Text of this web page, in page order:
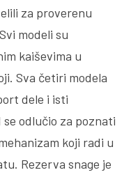
za proverenu
modeli su
kaiševima u
Sva četiri modela
dele i isti
se odlučio za poznati
koji radi u
Rezerva snage je